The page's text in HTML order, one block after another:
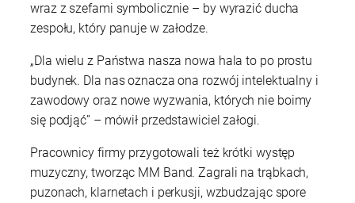
wraz z szefami symbolicznie – by wyrazić ducha
zespołu, który panuje w załodze.
„Dla wielu z Państwa nasza nowa hala to po prostu
budynek. Dla nas oznacza ona rozwój intelektualny i
zawodowy oraz nowe wyzwania, których nie boimy
się podjąć” – mówił przedstawiciel załogi.
Pracownicy firmy przygotowali też krótki występ
muzyczny, tworząc MM Band. Zagrali na trąbkach,
puzonach, klarnetach i perkusji, wzbudzając spore